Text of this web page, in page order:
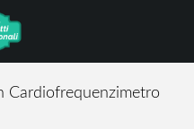
Cardiofrequenzimetro